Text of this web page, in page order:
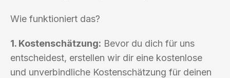
Wie funktioniert das?
1. Kostenschätzung: Bevor du dich für uns
entscheidest, erstellen wir dir eine kostenlose
und unverbindliche Kostenschätzung für deinen